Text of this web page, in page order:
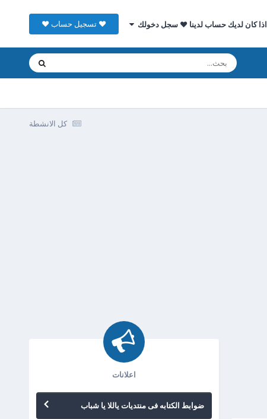
اذا كان لديك حساب لدينا ♥ سجل دخولك ♥ تسجيل حساب ♥
كل الانشطة
اعلانات
ضوابط الكتابه فى منتديات ياللا يا شباب